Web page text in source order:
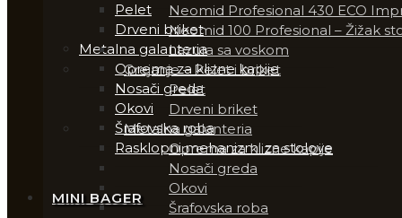
Pelet
Drveni briket
Metalna galanteria
Oprema za klizne kapije
Nosači greda
Okovi
Šrafovska roba
Rasklopni mehanizmi za stolove
MINI BAGER
Neomid Profesional 430 ECO
Neomid 100 Profesional – Žižak
Lazura sa voskom
Grejanje – Pelet i briket
Pelet
Drveni briket
Metalna galanteria
Oprema za klizne kapije
Nosači greda
Okovi
Šrafovska roba